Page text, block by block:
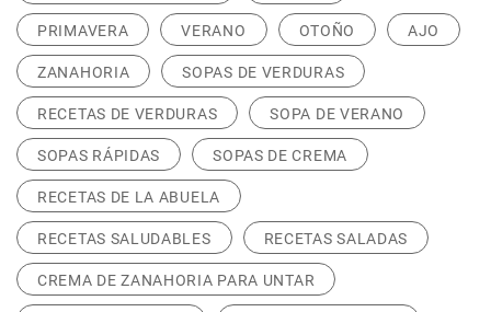
PRIMAVERA VERANO OTOÑO AJO
ZANAHORIA SOPAS DE VERDURAS
RECETAS DE VERDURAS SOPA DE VERANO
SOPAS RÁPIDAS SOPAS DE CREMA
RECETAS DE LA ABUELA
RECETAS SALUDABLES RECETAS SALADAS
CREMA DE ZANAHORIA PARA UNTAR